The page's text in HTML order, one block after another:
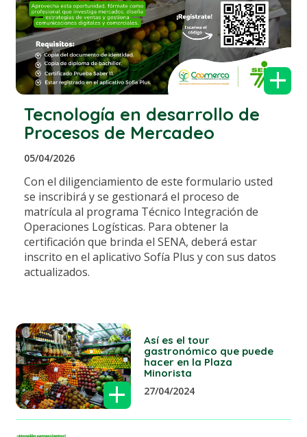
+
Tecnología en desarrollo de
Procesos de Mercadeo
05/04/2026
Con el diligenciamiento de este formulario usted
se inscribirá y se gestionará el proceso de
matrícula al programa Técnico Integración de
Operaciones Logísticas. Para obtener la
certificación que brinda el SENA, deberá estar
inscrito en el aplicativo Sofía Plus y con sus datos
actualizados.
+
Así es el tour
gastronómico que puede
hacer en la Plaza
Minorista
27/04/2024